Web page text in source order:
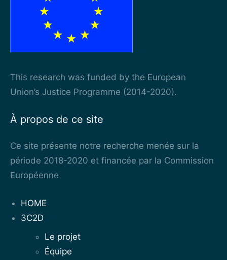
This research was funded by the European
Union’s Justice Programme (2014-2020).
À propos de ce site
Ce site présente notre recherche menée sur la
période 2018-2020 et financée par la Commission
Européenne
HOME
3C2D
Le projet
Équipe